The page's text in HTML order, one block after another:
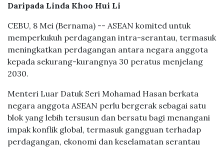
Daripada Linda Khoo Hui Li
CEBU, 8 Mei (Bernama) -- ASEAN komited untuk
memperkukuh perdagangan intra-serantau, termasuk
meningkatkan perdagangan antara negara anggota
kepada sekurang-kurangnya 30 peratus menjelang
2030.
Menteri Luar Datuk Seri Mohamad Hasan berkata
negara anggota ASEAN perlu bergerak sebagai satu
blok yang lebih tersusun dan bersatu bagi menangani
impak konflik global, termasuk gangguan terhadap
perdagangan, ekonomi dan keselamatan serantau